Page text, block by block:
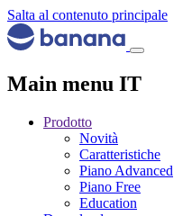
Salta al contenuto principale
Main menu IT
Prodotto
Novità
Caratteristiche
Piano Advanced
Piano Free
Education